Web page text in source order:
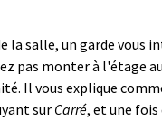
la salle, un garde vous
pas monter à l'étage
Il vous explique
surCarré, et une